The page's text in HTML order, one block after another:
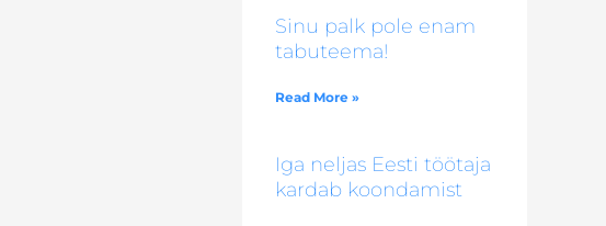
Sinu palk pole enam
tabuteema!
Read More »
Iga neljas Eesti töötaja
kardab koondamist